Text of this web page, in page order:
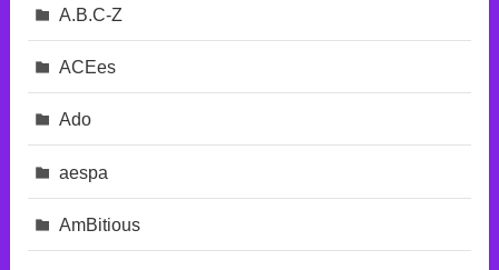
A.B.C-Z
ACEes
Ado
aespa
AmBitious